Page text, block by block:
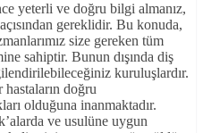
yeterli ve doğru bilgi almanız,
gereklidir. Bu konuda,
size gereken tüm
sahiptir. Bunun dışında diş
kuruluşlardır.
doğru
olduğuna inanmaktadır.
ve usulüne uygun